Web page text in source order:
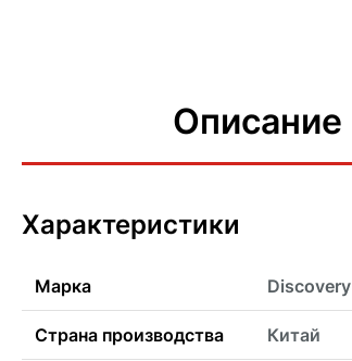
Описание
Характеристики
Марка Discovery
Страна производства Китай